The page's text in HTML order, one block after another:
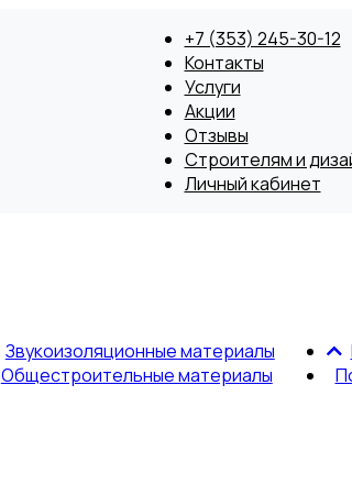
Звукоизоляционные материалы
Общестроительные материалы
+7 (353) 245-30-12
Контакты
Услуги
Акции
Отзывы
Строителям и
Личный кабинет